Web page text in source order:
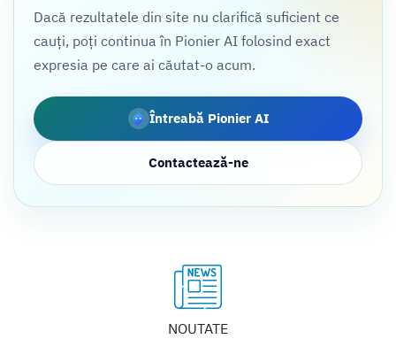
Dacă rezultatele din site nu clarifică suficient ce
cauți, poți continua în Pionier AI folosind exact
expresia pe care ai căutat-o acum.
Întreabă Pionier AI
Contactează-ne
NOUTATE